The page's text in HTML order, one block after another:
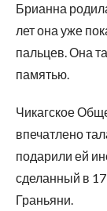
Брианна
лет она уже
пальцев. Она
памятью.
Чикагское
впечатлено
подарили ей
сделанный в
Граньяни.